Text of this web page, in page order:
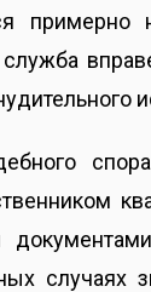
примерно
случаях